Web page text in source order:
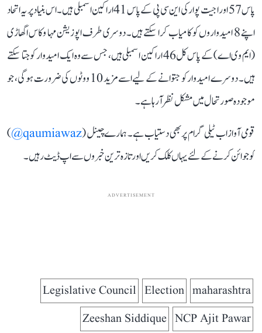
پاس 57 اور اجیت پوار کی این سی پی کے پاس 41 اراکین اسمبلی ہیں۔ اس بنیاد پر یہ اتحاد
اپنے 8 امیدواروں کو کامیاب کرا سکتے ہیں۔ دوسری طرف اپوزیشن مہا وکاس اگھاڑی
(ایم وی اے) کے پاس کل 46 اراکین اسمبلی ہیں، جس سے وہ ایک امیدوار کو جتا سکتے
ہیں۔ دوسرے امیدوار کو جتوانے کے لیے اسے مزید 10 ووٹوں کی ضرورت ہوگی، جو
موجودہ صورتحال میں مشکل نظر آ رہا ہے۔
قومی آواز اب ٹیلی گرام پر بھی دستیاب ہے۔ ہمارے چینل (qaumiawaz@
)
کو جوائن کرنے کے لئے یہاں کلک کریں اور تازہ ترین خبروں سے اپ ڈیٹ رہیں۔
ADVERTISEMENT
maharashtra
Election
Legislative Council
NCP Ajit Pawar
Zeeshan Siddique